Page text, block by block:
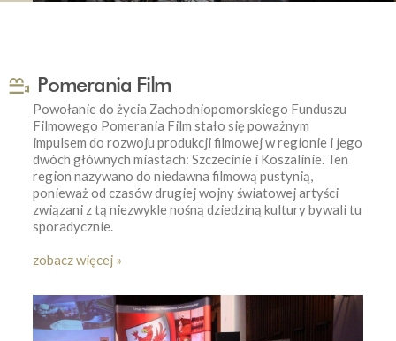
Pomerania Film
Powołanie do życia Zachodniopomorskiego Funduszu
Filmowego Pomerania Film stało się poważnym
impulsem do rozwoju produkcji filmowej w regionie i jego
dwóch głównych miastach: Szczecinie i Koszalinie. Ten
region nazywano do niedawna filmową pustynią,
ponieważ od czasów drugiej wojny światowej artyści
związani z tą niezwykle nośną dziedziną kultury bywali tu
sporadycznie.
zobacz więcej »